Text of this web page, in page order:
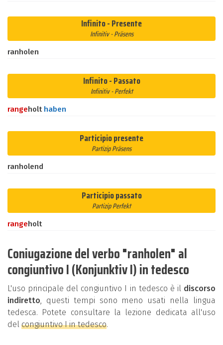
Infinito - Presente
Infinitiv - Präsens
ranholen
Infinito - Passato
Infinitiv - Perfekt
rangeholt haben
Participio presente
Partizip Präsens
ranholend
Participio passato
Partizip Perfekt
rangeholt
Coniugazione del verbo "ranholen" al
congiuntivo I (Konjunktiv I) in tedesco
L'uso principale del congiuntivo I in tedesco è il discorso
indiretto, questi tempi sono meno usati nella lingua
tedesca. Potete consultare la lezione dedicata all'uso
del congiuntivo I in tedesco.